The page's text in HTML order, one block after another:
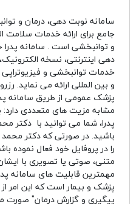
سامانه نوبت دهی، درمان و
جامع برای ارائه خدمات سلامت
و توانبخشی است . سامانه
دهی اینترنتی، نسخه
خدمات توانبخشی و
و بین المللی ارائه می نماید.
پزشک عمومی از طریق سامانه
مشابه مزیت های متعددی دارد:
پدرا، شما می توانید با دکتر
باشید. در صورتی که دکتر
را در پروفایل خود فعال نموده
متنی، صوتی یا تصویری با
مهمترین قابلیت های سامانه
پزشک و بیمار است که این
پیگیری و گزارش درمان" صورت